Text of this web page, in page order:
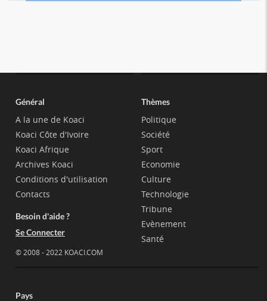
Général
A la une de Koaci
Koaci Côte d'Ivoire
Koaci Afrique
Archives Koaci
Conditions d'utilisation
Contacts
Besoin d'aide ?
Se Connecter
© 2008 - 2022 KOACI.COM
Thèmes
Politique
Société
Sport
Economie
Culture
Technologie
Tribune
Evènement
Santé
Pays